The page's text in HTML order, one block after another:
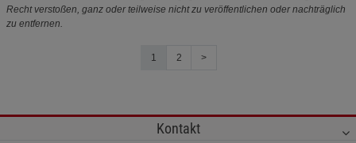
Recht verstoßen, ganz oder teilweise nicht zu veröffentlichen oder nachträglich
zu entfernen.
1 2 >
Kontakt